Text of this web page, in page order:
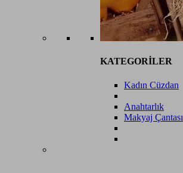
KATEGORİLER
Kadın Cüzdan
Anahtarlık
Makyaj Çantası